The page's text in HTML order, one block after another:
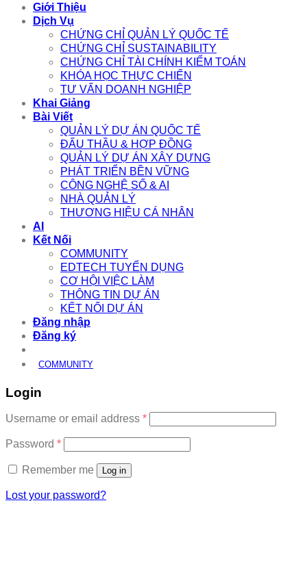
Giới Thiệu
Dịch Vụ
CHỨNG CHỈ QUẢN LÝ QUỐC TẾ
CHỨNG CHỈ SUSTAINABILITY
CHỨNG CHỈ TÀI CHÍNH KIỂM TOÁN
KHÓA HỌC THỰC CHIẾN
TƯ VẤN DOANH NGHIỆP
Khai Giảng
Bài Viết
QUẢN LÝ DỰ ÁN QUỐC TẾ
ĐẤU THẦU & HỢP ĐỒNG
QUẢN LÝ DỰ ÁN XÂY DỰNG
PHÁT TRIỂN BỀN VỮNG
CÔNG NGHỆ SỐ & AI
NHÀ QUẢN LÝ
THƯƠNG HIỆU CÁ NHÂN
AI
Kết Nối
COMMUNITY
EDTECH TUYỂN DỤNG
CƠ HỘI VIỆC LÀM
THÔNG TIN DỰ ÁN
KẾT NỐI DỰ ÁN
Đăng nhập
Đăng ký
COMMUNITY
Login
Username or email address *Required
Password *Required
Remember me Log in
Lost your password?